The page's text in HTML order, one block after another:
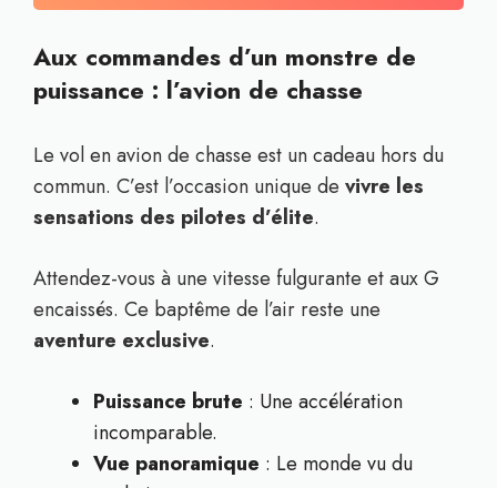
Aux commandes d’un monstre de
puissance : l’avion de chasse
Le vol en avion de chasse est un cadeau hors du
commun. C’est l’occasion unique de vivre les
sensations des pilotes d’élite.
Attendez-vous à une vitesse fulgurante et aux G
encaissés. Ce baptême de l’air reste une
aventure exclusive.
Puissance brute : Une accélération
incomparable.
Vue panoramique : Le monde vu du